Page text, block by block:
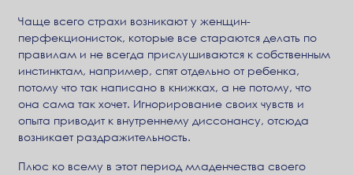
Чаще всего страхи возникают у женщин-
перфекционисток, которые все стараются делать по
правилам и не всегда прислушиваются к собственным
инстинктам, например, спят отдельно от ребенка,
потому что так написано в книжках, а не потому, что
она сама так хочет. Игнорирование своих чувств и
опыта приводит к внутреннему диссонансу, отсюда
возникает раздражительность.
Плюс ко всему в этот период младенчества своего